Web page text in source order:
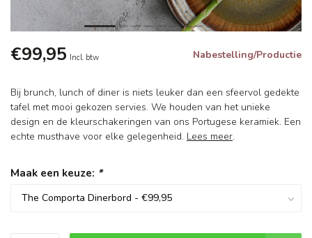
€99,95 Incl. btw Nabestelling/Productie
Bij brunch, lunch of diner is niets leuker dan een sfeervol gedekte
tafel met mooi gekozen servies. We houden van het unieke
design en de kleurschakeringen van ons Portugese keramiek. Een
echte musthave voor elke gelegenheid. Lees meer.
Maak een keuze: *